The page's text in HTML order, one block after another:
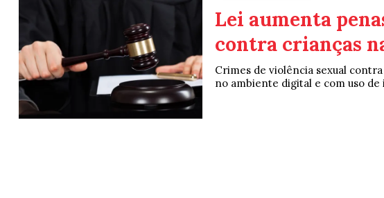
Lei aumenta
contra crianças
Crimes de violência sexual
no ambiente digital e com uso